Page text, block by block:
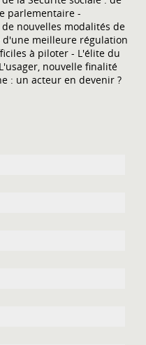
parlementaire -
nouvelles modalités de
d'une meilleure régulation
nouvelle finalité
: un acteur en devenir ?